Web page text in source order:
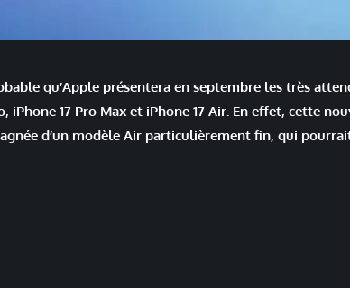
qu’Apple présentera en septembre les très
iPhone 17 Pro Max et iPhone 17 Air. En effet, cette
d’un modèle Air particulièrement fin, qui